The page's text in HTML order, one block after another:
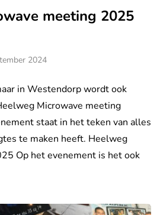
meeting 2025
2024
in Westendorp wordt ook
Microwave meeting
staat in het teken van alles
te maken heeft. Heelweg
Op het evenement is het ook